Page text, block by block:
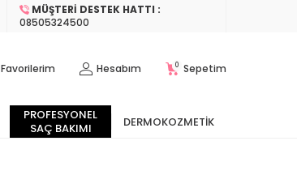
MÜŞTERI DESTEK HATTI :
08505324500
Favorilerim Hesabım 0 Sepetim
PROFESYONEL
SAÇ BAKIMI
DERMOKOZMETIK